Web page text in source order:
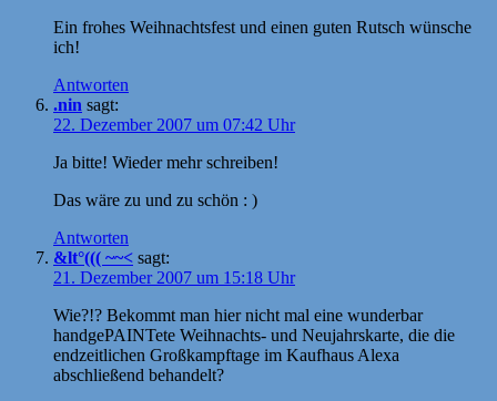
Ein frohes Weihnachtsfest und einen guten Rutsch wünsche
ich!
Antworten
.nin sagt:
22. Dezember 2007 um 07:42 Uhr
Ja bitte! Wieder mehr schreiben!
Das wäre zu und zu schön : )
Antworten
&lt°((( ~~< sagt:
21. Dezember 2007 um 15:18 Uhr
Wie?!? Bekommt man hier nicht mal eine wunderbar
handgePAINTete Weihnachts- und Neujahrskarte, die die
endzeitlichen Großkampftage im Kaufhaus Alexa
abschließend behandelt?